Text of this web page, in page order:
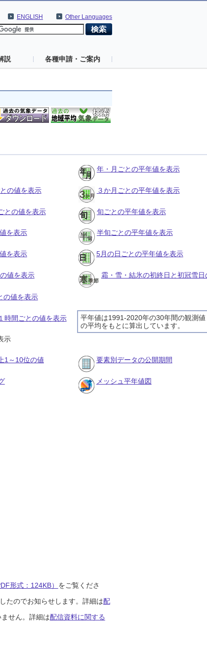
Other Languages
ENGLISH
説 各種申請・ご案内
年・月ごとの平年値を表示
の値を表示 ３か月ごとの平年値を表示
との値を表示 旬ごとの平年値を表示
を表示 半旬ごとの平年値を表示
を表示 5月の日ごとの平年値を表示
値を表示 霜・雪・結氷の初終日と初冠雪
の値を表示
平年値は1991-2020年の30年間の観測値
の平均をもとに算出しています。
時間ごとの値を表示
示
1～10位の値 要素別データの公開期間
メッシュ平年値図
形式：124KB） をご覧くださ
たのでお知らせします。詳細は配
せん。詳細は配信資料に関する